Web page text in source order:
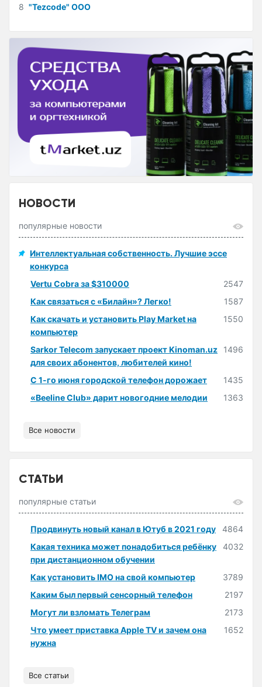
8 "Tezcode" ООО
НОВОСТИ
популярные новости
Интеллектуальная собственность. Лучшие эссе
конкурса
Vertu Cobra за $310000
2547
Как связаться с «Билайн»? Легко!
1587
Как скачать и установить Play Market на
компьютер
1550
Sarkor Telecom запускает проект Kinoman.uz
для своих абонентов, любителей кино!
1496
С 1-го июня городской телефон дорожает
1435
«Beeline Club» дарит новогодние мелодии
1363
Все новости
СТАТЬИ
популярные статьи
Продвинуть новый канал в Ютуб в 2021 году
4864
Какая техника может понадобиться ребёнку
при дистанционном обучении
4032
Как установить IMO на свой компьютер
3789
Каким был первый сенсорный телефон
2197
Могут ли взломать Телеграм
2173
Что умеет приставка Apple TV и зачем она
нужна
1652
Все статьи